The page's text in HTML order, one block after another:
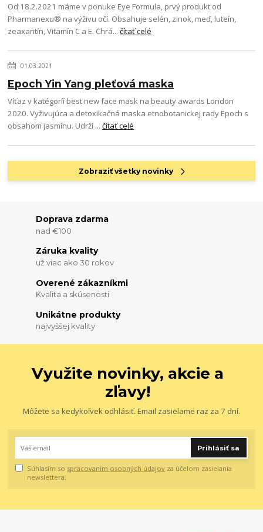
Od 18.2.2021 máme v ponuke Eye Formula, prvý produkt od
Pharmanexu® na výživu očí. Obsahuje selén, zinok, meď, luteín,
zeaxantín, Vitamín C a E. Chrá...čítať celé
01.03.2021
Epoch Yin Yang pleťová maska
Víťaz v katégoríí best new face mask na beauty awards London
2020. Vyživujúca a detoxikačná maska etnobotanickej rady Epoch s
obsahom jasmínu. Udrží ...čítať celé
Zobraziť všetky novinky
Doprava zdarma
nad €100
Záruka kvality
už viac ako 30 rokov
Overené zákazníkmi
Kvalita a skúsenosti
Unikátne produkty
najvyššej kvality
Využite novinky, akcie a
zľavy!
Môžete sa kedykoľvek odhlásiť. Email zasielame raz za 7 dní.
Prihlásiť sa
Súhlasím so spracovaním osobných údajov za účelom zasielania
newslettera.